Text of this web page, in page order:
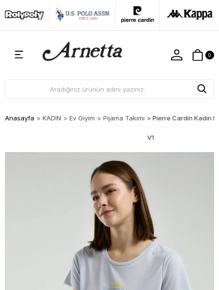
0
Anasayfa > KADIN > Ev Giyim > Pijama Takımı > Pierre Cardin Kadın
V1